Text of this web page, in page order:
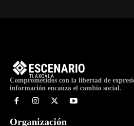
Comprometidos con la libertad de
información encauza el cambio social.
Organización